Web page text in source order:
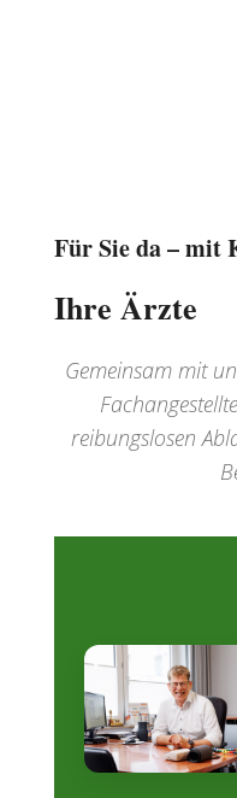
Für Sie da – mit
Ihre Ärzte
Gemeinsam mit
reibungslosen